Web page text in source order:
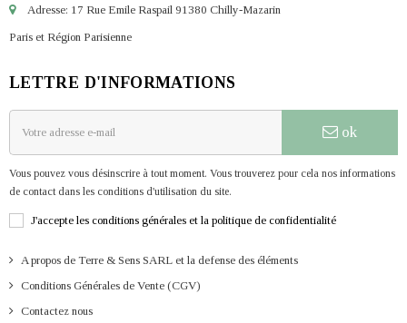
Adresse: 17 Rue Emile Raspail 91380 Chilly-Mazarin
Paris et Région Parisienne
LETTRE D'INFORMATIONS
ok
Vous pouvez vous désinscrire à tout moment. Vous trouverez pour cela nos informations
de contact dans les conditions d'utilisation du site.
J'accepte les conditions générales et la politique de confidentialité
A propos de Terre & Sens SARL et la defense des éléments
Conditions Générales de Vente (CGV)
Contactez nous